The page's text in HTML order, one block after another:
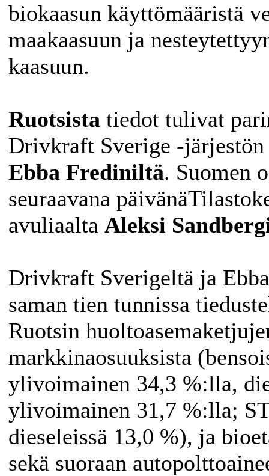
biokaasun käyttömääristä
maakaasuun ja
kaasuun.
Ruotsista tiedot tulivat
Drivkraft Sverige -
Ebba Frediniltä. Suomen
seuraavana
avuliaalta Aleksi
Drivkraft Sverigeltä ja
saman tien tunnissa
Ruotsin
markkinaosuuksista
ylivoimainen 34,3 %:lla,
ylivoimainen 31,7 %:lla;
dieseleissä 13,0 %), ja
sekä suoraan